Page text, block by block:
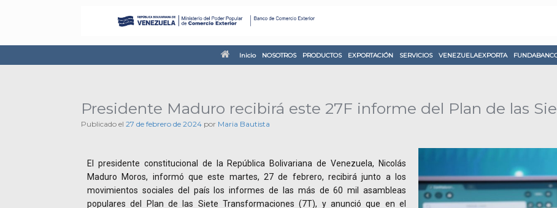
Inicio NOSOTROS PRODUCTOS EXPORTACIÓN SERVICIOS VENEZUELAEXPORTA
Presidente Maduro recibirá este 27F informe del Plan de las
Publicado el 27 de febrero de 2024 por Maria Bautista
El presidente constitucional de la República Bolivariana de Venezuela, Nicolás
Maduro Moros, informó que este martes, 27 de febrero, recibirá junto a los
movimientos sociales del país los informes de las más de 60 mil asambleas
populares del Plan de las Siete Transformaciones (7T), y anunció que en el